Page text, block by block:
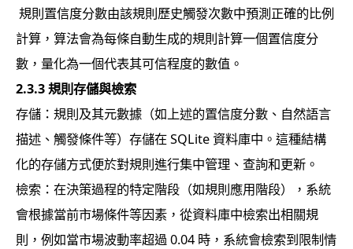
規則置信度分數由該規則歷史觸發次數中預測正確的比例
計算，算法會為每條自動生成的規則計算一個置信度分
數，量化為一個代表其可信程度的數值。
2.3.3規則存儲與檢索
存儲：規則及其元數據（如上述的置信度分數、自然語言
描述、觸發條件等）存儲在 SQLite 資料庫中。這種結構
化的存儲方式便於對規則進行集中管理、查詢和更新。
檢索：在決策過程的特定階段（如規則應用階段），系統
會根據當前市場條件等因素，從資料庫中檢索出相關規
則，例如當市場波動率超過 0.04 時，系統會檢索到限制情